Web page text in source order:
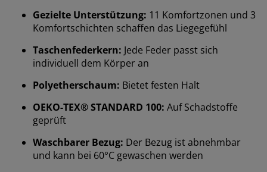
Gezielte Unterstützung: 11 Komfortzonen und 3
Komfortschichten schaffen das Liegegefühl
Taschenfederkern: Jede Feder passt sich
individuell dem Körper an
Polyetherschaum: Bietet festen Halt
OEKO-TEX® STANDARD 100: Auf Schadstoffe
geprüft
Waschbarer Bezug: Der Bezug ist abnehmbar
und kann bei 60°C gewaschen werden